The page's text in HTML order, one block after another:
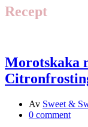
Recept
Morotskaka
Av Sweet &
0 comment